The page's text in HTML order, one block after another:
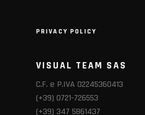
PRIVACY POLICY
VISUAL TEAM SAS
C.F. e P.IVA 02245360413
(+39) 0721-726553
(+39) 347 5861437